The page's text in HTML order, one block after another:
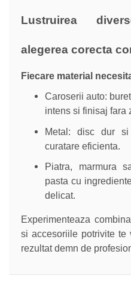
Lustruirea
alegerea corecta
Fiecare material
Caroserii auto:
intens si finisaj fara
Metal: disc dur
curatare eficienta.
Piatra, marmura
pasta cu
delicat.
Experimenteaza
si accesoriile potrivite te
rezultat demn de